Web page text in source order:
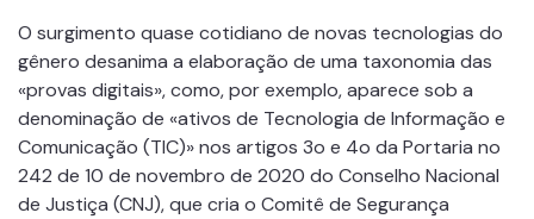
O surgimento quase cotidiano de novas tecnologias do
gênero desanima a elaboração de uma taxonomia das
«provas digitais», como, por exemplo, aparece sob a
denominação de «ativos de Tecnologia de Informação e
Comunicação (TIC)» nos artigos 3o e 4o da Portaria no
242 de 10 de novembro de 2020 do Conselho Nacional
de Justiça (CNJ), que cria o Comitê de Segurança